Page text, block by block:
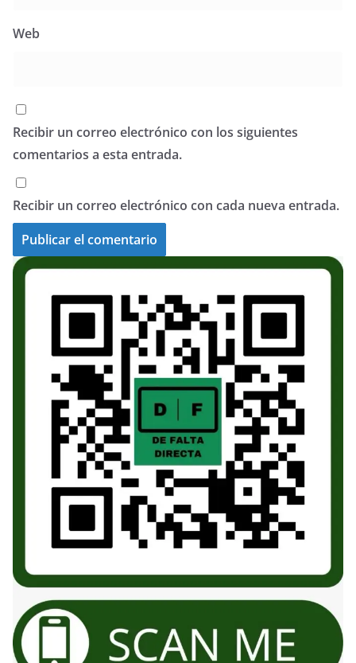
Web
Recibir un correo electrónico con los siguientes
comentarios a esta entrada.
Recibir un correo electrónico con cada nueva entrada.